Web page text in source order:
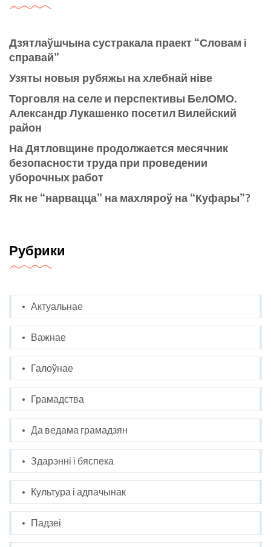
Дзятлаўшчына сустракала праект “Словам і
справай”
Узяты новыя рубяжы на хлебнай ніве
Торговля на селе и перспективы БелОМО.
Александр Лукашенко посетил Вилейский
район
На Дятловщине продолжается месячник
безопасности труда при проведении
уборочных работ
Як не “нарвацца” на махляроў на “Куфары”?
Рубрики
Актуальнае
Важнае
Галоўнае
Грамадства
Да ведама грамадзян
Здарэнні і бяспека
Культура і адпачынак
Падзеі